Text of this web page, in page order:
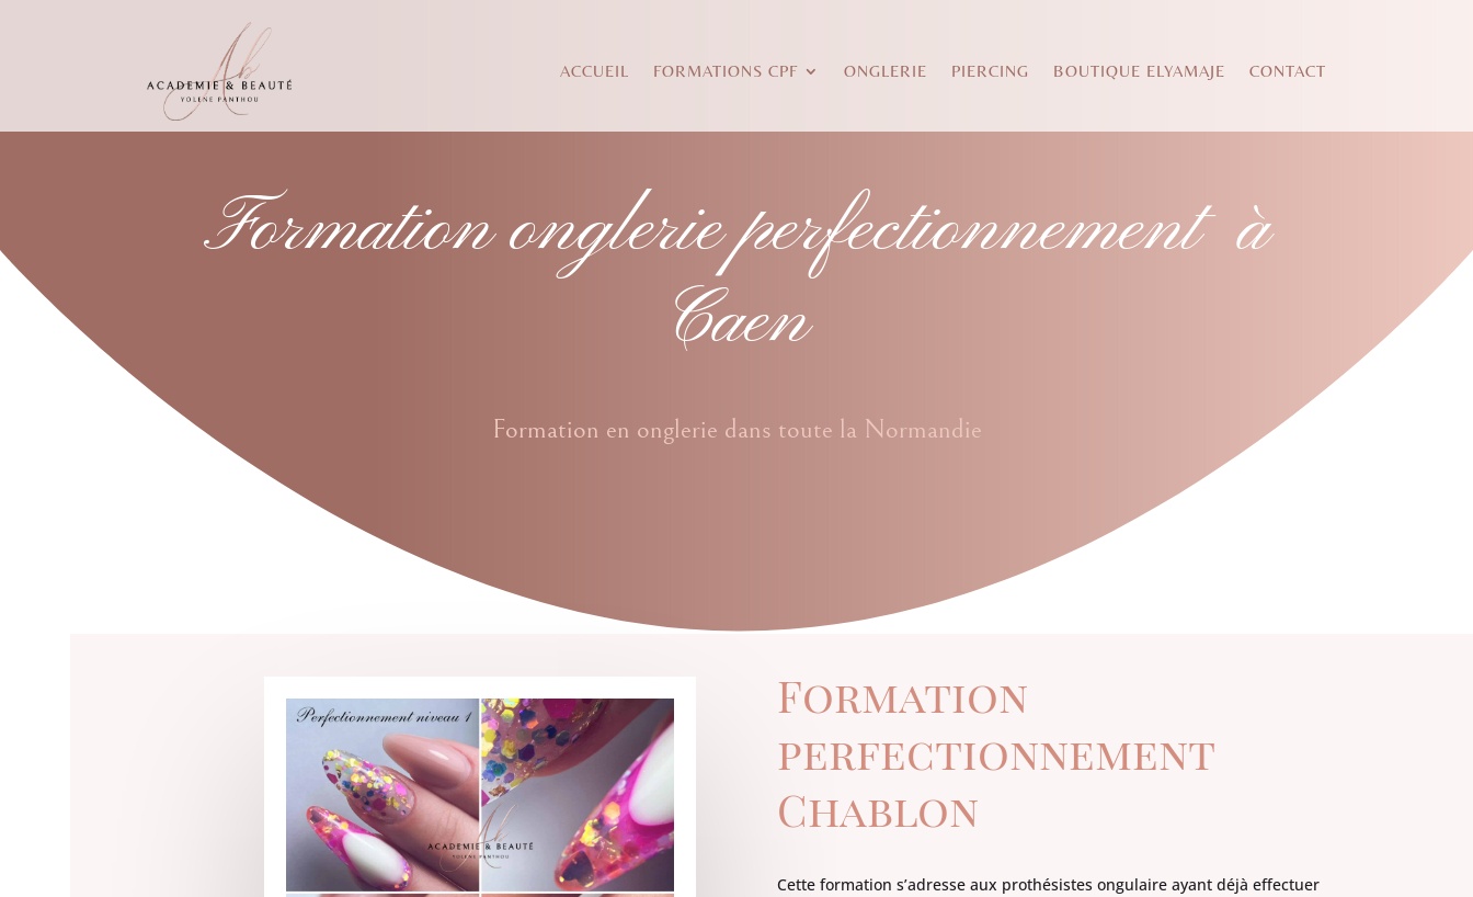
ACCUEIL FORMATIONS CPF ONGLERIE PIERCING BOUTIQUE ELYAMAJE CONTACT
Formation onglerie perfectionnement à
Caen
Formation en onglerie dans toute la Normandie
Formation
perfectionnement
Chablon
Cette formation s’adresse aux prothésistes ongulaire ayant déjà effectuer